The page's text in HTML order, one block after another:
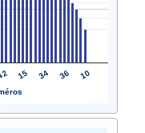
15 34 36 10